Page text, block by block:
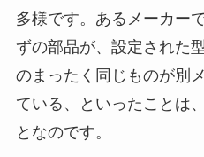
多様です。あるメーカー
ずの部品が、設定された
のまったく同じものが別
ている、といったことは
となのです。